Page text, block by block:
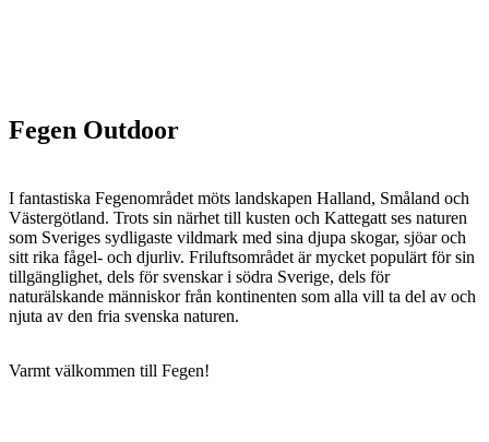
Fegen Outdoor
I fantastiska Fegenområdet möts landskapen Halland, Småland och
Västergötland. Trots sin närhet till kusten och Kattegatt ses naturen
som Sveriges sydligaste vildmark med sina djupa skogar, sjöar och
sitt rika fågel- och djurliv. Friluftsområdet är mycket populärt för sin
tillgänglighet, dels för svenskar i södra Sverige, dels för
naturälskande människor från kontinenten som alla vill ta del av och
njuta av den fria svenska naturen.
Varmt välkommen till Fegen!